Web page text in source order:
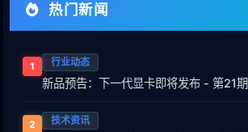
热门新闻
1 行业动态
新品预告：下一代显卡即将发布 - 第21期
2 技术资讯